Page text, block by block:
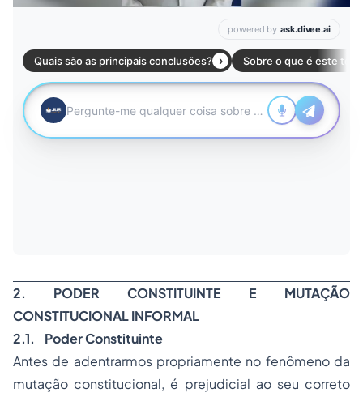
2. PODER CONSTITUINTE E MUTAÇÃO
CONSTITUCIONAL INFORMAL
2.1. Poder Constituinte
Antes de adentrarmos propriamente no fenômeno da
mutação constitucional, é prejudicial ao seu correto